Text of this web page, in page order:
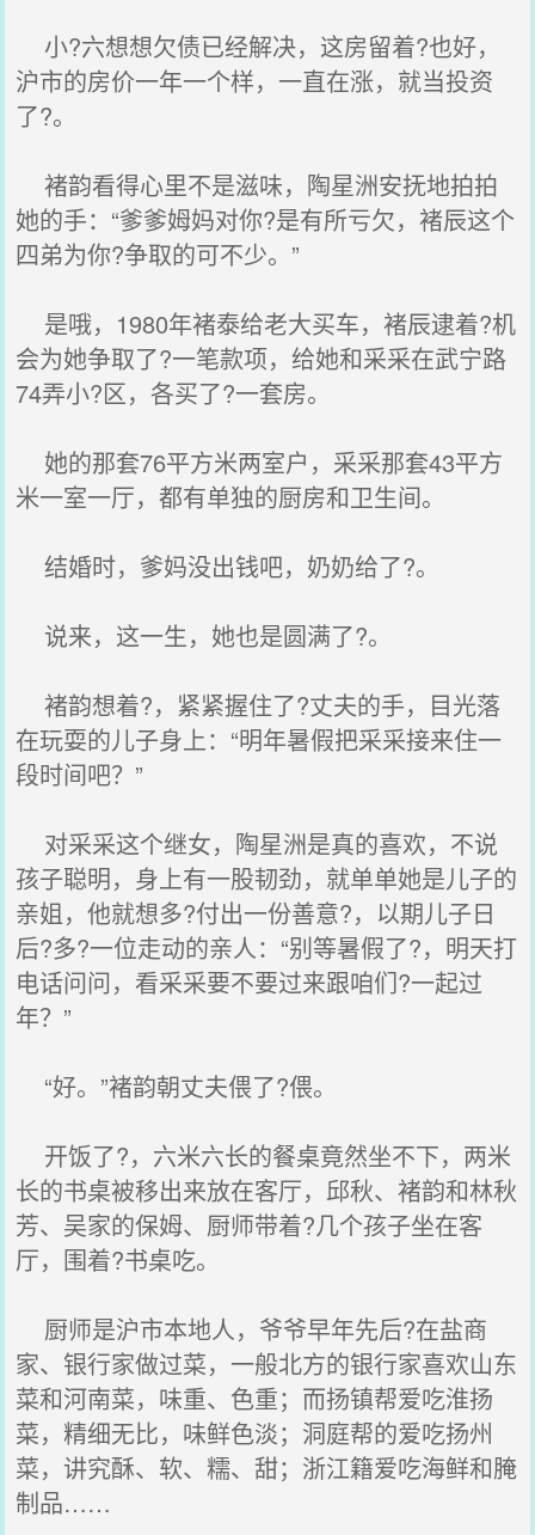
小?六想想欠债已经解决，这房留着?也好，
沪市的房价一年一个样，一直在涨，就当投资
了?。
褚韵看得心里不是滋味，陶星洲安抚地拍拍
她的手：“爹爹姆妈对你?是有所亏欠，褚辰这个
四弟为你?争取的可不少。”
是哦，1980年褚泰给老大买车，褚辰逮着?机
会为她争取了?一笔款项，给她和采采在武宁路
74弄小?区，各买了?一套房。
她的那套76平方米两室户，采采那套43平方
米一室一厅，都有单独的厨房和卫生间。
结婚时，爹妈没出钱吧，奶奶给了?。
说来，这一生，她也是圆满了?。
褚韵想着?，紧紧握住了?丈夫的手，目光落
在玩耍的儿子身上：“明年暑假把采采接来住一
段时间吧？”
对采采这个继女，陶星洲是真的喜欢，不说
孩子聪明，身上有一股韧劲，就单单她是儿子的
亲姐，他就想多?付出一份善意?，以期儿子日
后?多?一位走动的亲人：“别等暑假了?，明天打
电话问问，看采采要不要过来跟咱们?一起过
年？”
“好。”褚韵朝丈夫偎了?偎。
开饭了?，六米六长的餐桌竟然坐不下，两米
长的书桌被移出来放在客厅，邱秋、褚韵和林秋
芳、吴家的保姆、厨师带着?几个孩子坐在客
厅，围着?书桌吃。
厨师是沪市本地人，爷爷早年先后?在盐商
家、银行家做过菜，一般北方的银行家喜欢山东
菜和河南菜，味重、色重；而扬镇帮爱吃淮扬
菜，精细无比，味鲜色淡；洞庭帮的爱吃扬州
菜，讲究酥、软、糯、甜；浙江籍爱吃海鲜和腌
制品……